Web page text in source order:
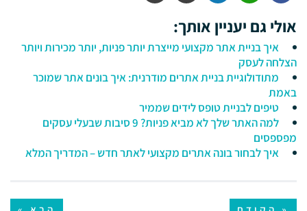
אולי גם יעניין אותך:
איך בניית אתר מקצועי מייצרת יותר פניות, יותר מכירות ויותר
הצלחה לעסק
מתודולוגיית בניית אתרים מודרנית: איך בונים אתר שמוכר
באמת
טיפים לבניית טופס לידים שממיר
למה האתר שלך לא מביא פניות? 9 סיבות שבעלי עסקים
מפספסים
איך לבחור בונה אתרים מקצועי לאתר חדש – המדריך המלא